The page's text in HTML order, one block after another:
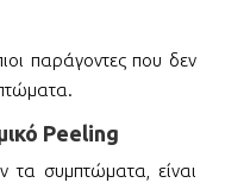
παράγοντες που δεν
Peeling
τα συμπτώματα, είναι